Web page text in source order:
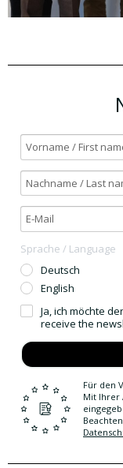
Sprache / Language
Deutsch
English
Ja, ich möchte
receive the
Für den
Mit Ihrer